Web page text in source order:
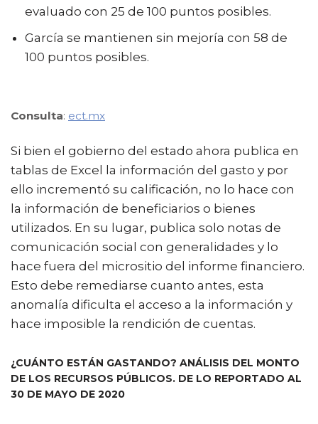
evaluado con 25 de 100 puntos posibles.
García se mantienen sin mejoría con 58 de
100 puntos posibles.
Consulta: ect.mx
Si bien el gobierno del estado ahora publica en
tablas de Excel la información del gasto y por
ello incrementó su calificación, no lo hace con
la información de beneficiarios o bienes
utilizados. En su lugar, publica solo notas de
comunicación social con generalidades y lo
hace fuera del micrositio del informe financiero.
Esto debe remediarse cuanto antes, esta
anomalía dificulta el acceso a la información y
hace imposible la rendición de cuentas.
¿CUÁNTO ESTÁN GASTANDO? ANÁLISIS DEL MONTO
DE LOS RECURSOS PÚBLICOS. DE LO REPORTADO AL
30 DE MAYO DE 2020